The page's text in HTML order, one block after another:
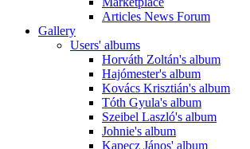
Articles News Forum
Gallery
Users' albums
Horváth Zoltán's album
Hajómester's album
Kovács Krisztián's album
Tóth Gyula's album
Szeibel Laszló's album
Johnie's album
Kapecz János' album